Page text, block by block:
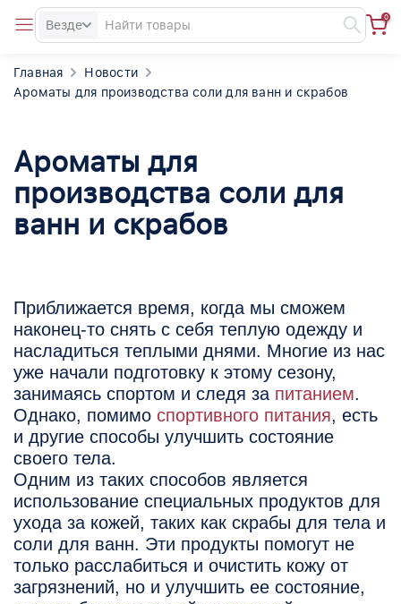
Везде
0
Главная
Новости
Ароматы для производства соли для ванн и скрабов
Ароматы для
производства соли для
ванн и скрабов
Приближается время, когда мы сможем
наконец-то снять с себя теплую одежду и
насладиться теплыми днями. Многие из нас
уже начали подготовку к этому сезону,
занимаясь спортом и следя за питанием.
Однако, помимо спортивного питания, есть
и другие способы улучшить состояние
своего тела.
Одним из таких способов является
использование специальных продуктов для
ухода за кожей, таких как скрабы для тела и
соли для ванн. Эти продукты помогут не
только расслабиться и очистить кожу от
загрязнений, но и улучшить ее состояние,